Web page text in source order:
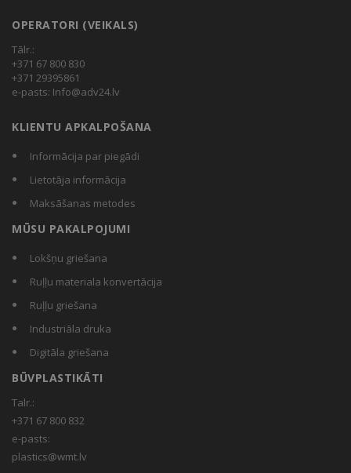
OPERATORI (VEIKALS)
Tālr.:
+371 67 800 830
+371 29395861
e-pasts: Info@adv24.lv
KLIENTU APKALPOŠANA
Informācija par piegādi
Lietotāja informācija
Maksāšanas metodes
MŪSU PAKALPOJUMI
Lokšņu griešana
Ruļļu materiala konvertācija
Ruļļu griešana
Industriāla druka
Digitāla griešana
BŪVPLASTIKĀTI
Talr.:
+371 67 800 832
e-pasts:
plastics@wmt.lv